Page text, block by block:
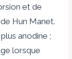
et de
Hun Manet.
anodine ;
lorsque